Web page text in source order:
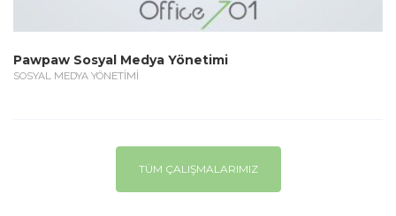
Pawpaw Sosyal Medya Yönetimi
SOSYAL MEDYA YÖNETİMİ
TÜM ÇALIŞMALARIMIZ